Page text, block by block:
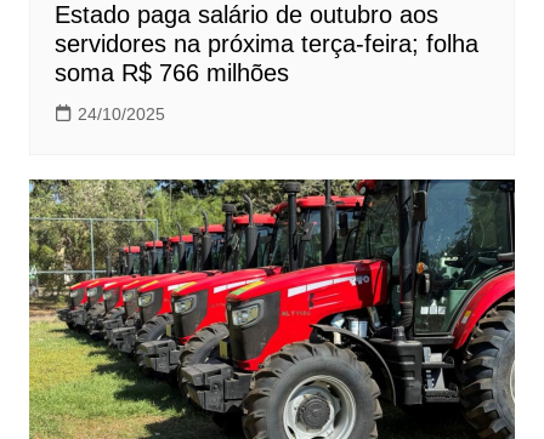
Estado paga salário de outubro aos
servidores na próxima terça-feira; folha
soma R$ 766 milhões
24/10/2025